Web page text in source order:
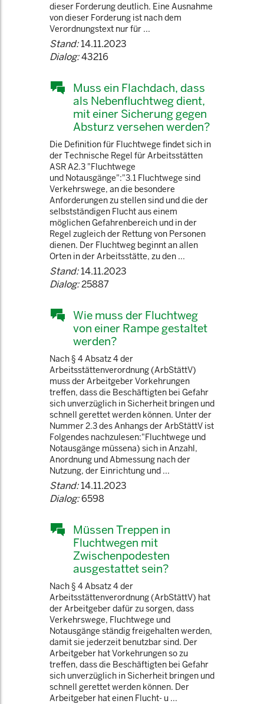
dieser Forderung deutlich. Eine Ausnahme
von dieser Forderung ist nach dem
Verordnungstext nur für ...
Stand:14.11.2023
Dialog:43216
Muss ein Flachdach, dass
als Nebenfluchtweg dient,
mit einer Sicherung gegen
Absturz versehen werden?
Die Definition für Fluchtwege findet sich in
der Technische Regel für Arbeitsstätten
ASR A2.3 "Fluchtwege
und Notausgänge":"3.1 Fluchtwege sind
Verkehrswege, an die besondere
Anforderungen zu stellen sind und die der
selbstständigen Flucht aus einem
möglichen Gefahrenbereich und in der
Regel zugleich der Rettung von Personen
dienen. Der Fluchtweg beginnt an allen
Orten in der Arbeitsstätte, zu den ...
Stand:14.11.2023
Dialog:25887
Wie muss der Fluchtweg
von einer Rampe gestaltet
werden?
Nach § 4 Absatz 4 der
Arbeitsstättenverordnung (ArbStättV)
muss der Arbeitgeber Vorkehrungen
treffen, dass die Beschäftigten bei Gefahr
sich unverzüglich in Sicherheit bringen und
schnell gerettet werden können. Unter der
Nummer 2.3 des Anhangs der ArbStättV ist
Folgendes nachzulesen:"Fluchtwege und
Notausgänge müssena) sich in Anzahl,
Anordnung und Abmessung nach der
Nutzung, der Einrichtung und ...
Stand:14.11.2023
Dialog:6598
Müssen Treppen in
Fluchtwegen mit
Zwischenpodesten
ausgestattet sein?
Nach § 4 Absatz 4 der
Arbeitsstättenverordnung (ArbStättV) hat
der Arbeitgeber dafür zu sorgen, dass
Verkehrswege, Fluchtwege und
Notausgänge ständig freigehalten werden,
damit sie jederzeit benutzbar sind. Der
Arbeitgeber hat Vorkehrungen so zu
treffen, dass die Beschäftigten bei Gefahr
sich unverzüglich in Sicherheit bringen und
schnell gerettet werden können. Der
Arbeitgeber hat einen Flucht- u ...